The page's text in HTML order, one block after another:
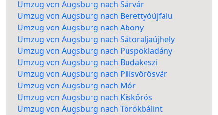
Umzug von Augsburg nach Sárvár
Umzug von Augsburg nach Berettyóújfalu
Umzug von Augsburg nach Abony
Umzug von Augsburg nach Sátoraljaújhely
Umzug von Augsburg nach Püspökladány
Umzug von Augsburg nach Budakeszi
Umzug von Augsburg nach Pilisvörösvár
Umzug von Augsburg nach Mór
Umzug von Augsburg nach Kiskőrös
Umzug von Augsburg nach Törökbálint